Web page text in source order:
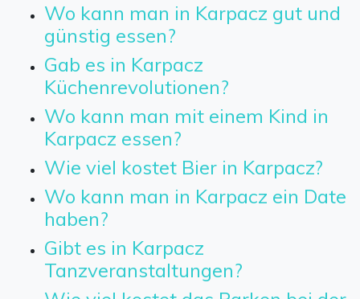
Wo kann man in Karpacz gut und
günstig essen?
Gab es in Karpacz
Küchenrevolutionen?
Wo kann man mit einem Kind in
Karpacz essen?
Wie viel kostet Bier in Karpacz?
Wo kann man in Karpacz ein Date
haben?
Gibt es in Karpacz
Tanzveranstaltungen?